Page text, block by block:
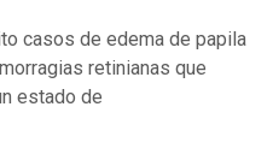
casos de edema de papila
retinianas que
estado de